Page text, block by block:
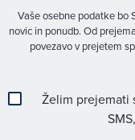
Vaše osebne podatke bo
novic in ponudb. Od
povezavo v prejetem
Želim prejemati